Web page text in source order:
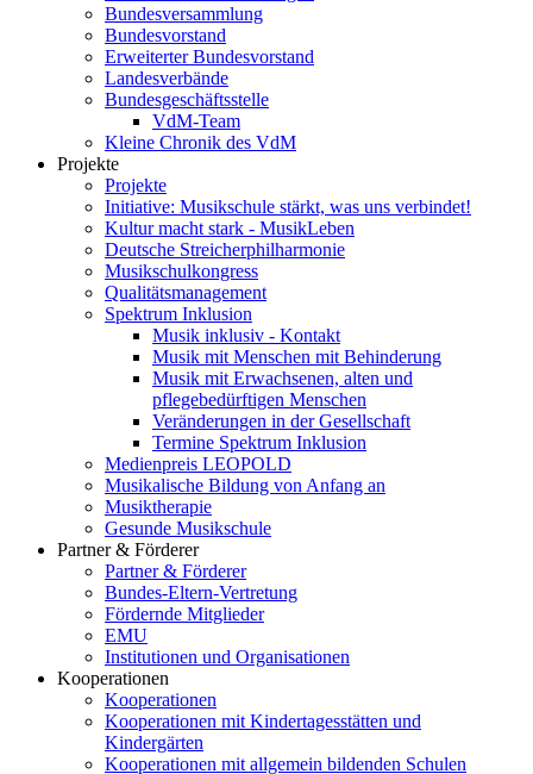
Bundesversammlung
Bundesvorstand
Erweiterter Bundesvorstand
Landesverbände
Bundesgeschäftsstelle
VdM-Team
Kleine Chronik des VdM
Projekte
Projekte
Initiative: Musikschule stärkt, was uns verbindet!
Kultur macht stark - MusikLeben
Deutsche Streicherphilharmonie
Musikschulkongress
Qualitätsmanagement
Spektrum Inklusion
Musik inklusiv - Kontakt
Musik mit Menschen mit Behinderung
Musik mit Erwachsenen, alten und
pflegebedürftigen Menschen
Veränderungen in der Gesellschaft
Termine Spektrum Inklusion
Medienpreis LEOPOLD
Musikalische Bildung von Anfang an
Musiktherapie
Gesunde Musikschule
Partner & Förderer
Partner & Förderer
Bundes-Eltern-Vertretung
Fördernde Mitglieder
EMU
Institutionen und Organisationen
Kooperationen
Kooperationen
Kooperationen mit Kindertagesstätten und
Kindergärten
Kooperationen mit allgemein bildenden Schulen